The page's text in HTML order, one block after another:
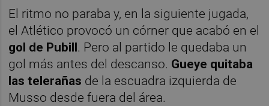
El ritmo no paraba y, en la siguiente jugada,
el Atlético provocó un córner que acabó en el
gol de Pubill . Pero al partido le quedaba un
gol más antes del descanso. Gueye quitaba
las telerañas de la escuadra izquierda de
Musso desde fuera del área.